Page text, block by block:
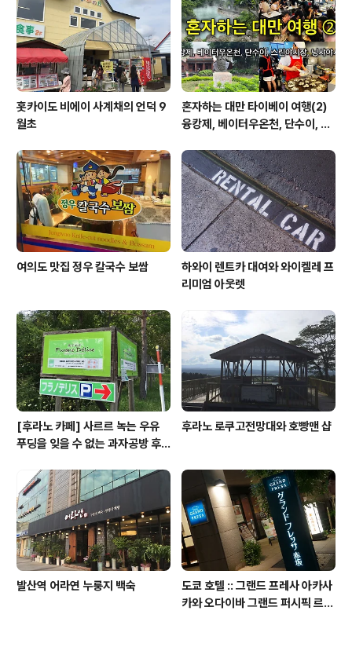
려진 회가 싱싱하고 두텁다. 오랫만에 스시다운 스시를 먹
어봤다. 오니기리도 색다르다. 그냥 쌀밥에 김을 싼게 아니
라 독특하게 양념을 ..
홋카이도 비에이 사계채의 언덕 9
월초
혼자하는 대만 타이베이 여행(2)
융캉제, 베이터우온천, 단수이, 스
여의도 맛집 정우 칼국수 보쌈
하와이 렌트카 대여와 와이켈레 프
리미엄 아웃렛
[후라노 카페] 사르르 녹는 우유
푸딩을 잊을 수 없는 과자공방 후
후라노 로쿠고전망대와 호빵맨 샵
발산역 어라연 누룽지 백숙
도쿄 호텔 :: 그랜드 프레사 아카사
카와 오다이바 그랜드 퍼시픽 르